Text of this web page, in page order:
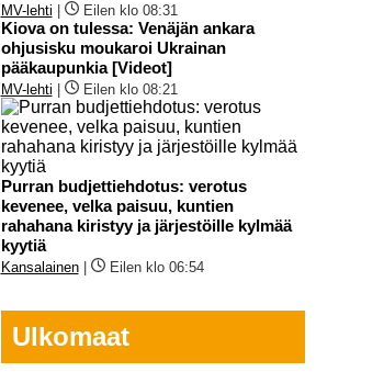
MV-lehti Eilen klo 08:31
Kiova on tulessa: Venäjän ankara
ohjusisku moukaroi Ukrainan
pääkaupunkia [Videot]
MV-lehti Eilen klo 08:21
Purran budjettiehdotus: verotus
kevenee, velka paisuu, kuntien
rahahana kiristyy ja järjestöille kylmää
kyytiä
Kansalainen| Eilen klo 06:54
Ulkomaat